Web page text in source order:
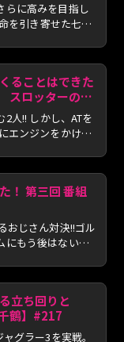
らに高みを目指し
を引き寄せた七瀬
ることはできた
ロッターの聖
人!! しかし、ATを
エンジンをかけ
！ 第三回 番組
おじさん対決!!ゴル
にもう後はない！
立ち回りと
鶴】#217
グラー3を実戦。